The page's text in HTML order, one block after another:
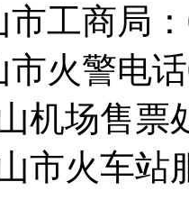
市工商局
市火警电
机场售票
市火车站